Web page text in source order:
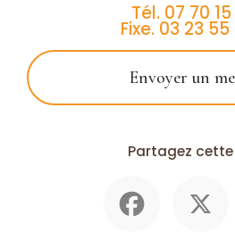
Tél. 07 70 15
Fixe. 03 23
Envoyer un
Partagez